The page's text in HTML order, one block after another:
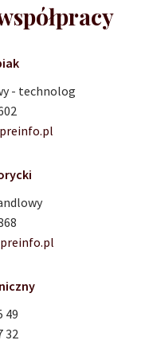
49
32
- technolog